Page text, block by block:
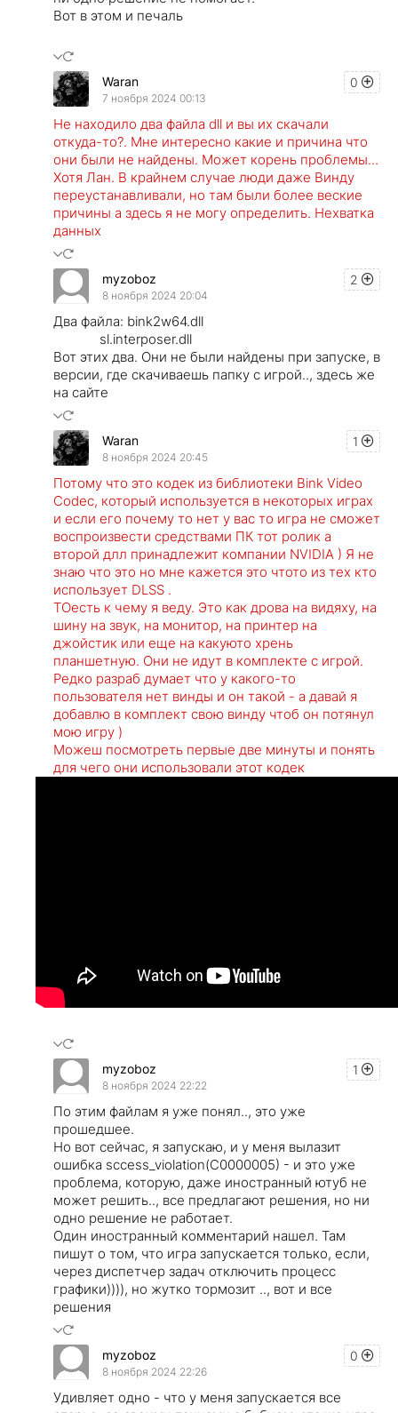
Вот в этом и печаль
0
Waran
7 ноября 2024 00:13
Не находило два файла dll и вы их скачали
откуда-то?. Мне интересно какие и причина что
они были не найдены. Может корень проблемы...
Хотя Лан. В крайнем случае люди даже Винду
переустанавливали, но там были более веские
причины а здесь я не могу определить. Нехватка
данных
2
myzoboz
8 ноября 2024 20:04
Два файла: bink2w64.dll
sl.interposer.dll
Вот этих два. Они не были найдены при запуске, в
версии, где скачиваешь папку с игрой.., здесь же
на сайте
1
Waran
8 ноября 2024 20:45
Потому что это кодек из библиотеки Bink Video
Codec, который используется в некоторых играх
и если его почему то нет у вас то игра не сможет
воспроизвести средствами ПК тот ролик а
второй длл принадлежит компании NVIDIA ) Я не
знаю что это но мне кажется это чтото из тех кто
использует DLSS .
ТОесть к чему я веду. Это как дрова на видяху, на
шину на звук, на монитор, на принтер на
джойстик или еще на какуюто хрень
планшетную. Они не идут в комплекте с игрой.
Редко разраб думает что у какого-то
пользователя нет винды и он такой - а давай я
добавлю в комплект свою винду чтоб он потянул
мою игру )
Можеш посмотреть первые две минуты и понять
для чего они использовали этот кодек
1
myzoboz
8 ноября 2024 22:22
По этим файлам я уже понял.., это уже
прошедшее.
Но вот сейчас, я запускаю, и у меня вылазит
ошибка sccess_violation(C0000005) - и это уже
проблема, которую, даже иностранный ютуб не
может решить.., все предлагают решения, но ни
одно решение не работает.
Один иностранный комментарий нашел. Там
пишут о том, что игра запускается только, если,
через диспетчер задач отключить процесс
графики)))), но жутко тормозит .., вот и все
решения
0
myzoboz
8 ноября 2024 22:26
Удивляет одно - что у меня запускается все